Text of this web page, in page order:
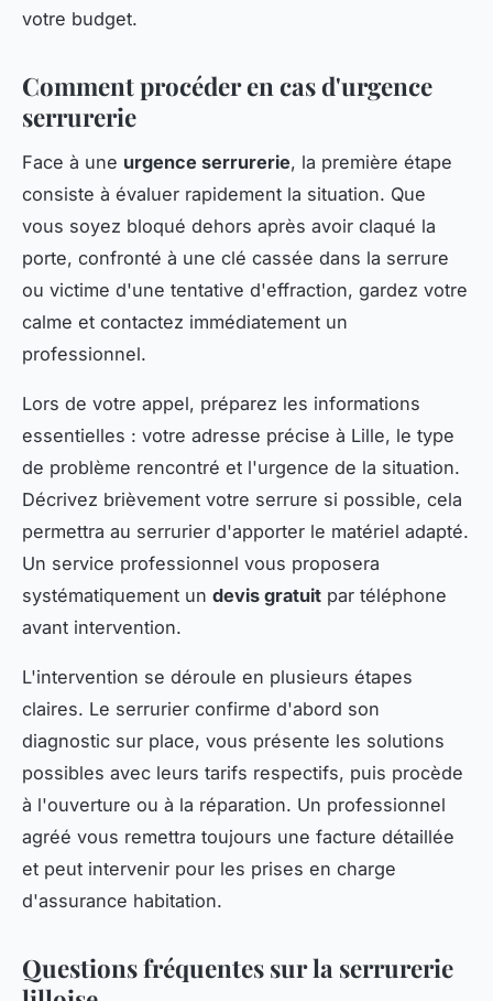
votre budget.
Comment procéder en cas d'urgence
serrurerie
Face à une urgence serrurerie, la première étape
consiste à évaluer rapidement la situation. Que
vous soyez bloqué dehors après avoir claqué la
porte, confronté à une clé cassée dans la serrure
ou victime d'une tentative d'effraction, gardez votre
calme et contactez immédiatement un
professionnel.
Lors de votre appel, préparez les informations
essentielles : votre adresse précise à Lille, le type
de problème rencontré et l'urgence de la situation.
Décrivez brièvement votre serrure si possible, cela
permettra au serrurier d'apporter le matériel adapté.
Un service professionnel vous proposera
systématiquement un devis gratuit par téléphone
avant intervention.
L'intervention se déroule en plusieurs étapes
claires. Le serrurier confirme d'abord son
diagnostic sur place, vous présente les solutions
possibles avec leurs tarifs respectifs, puis procède
à l'ouverture ou à la réparation. Un professionnel
agréé vous remettra toujours une facture détaillée
et peut intervenir pour les prises en charge
d'assurance habitation.
Questions fréquentes sur la serrurerie